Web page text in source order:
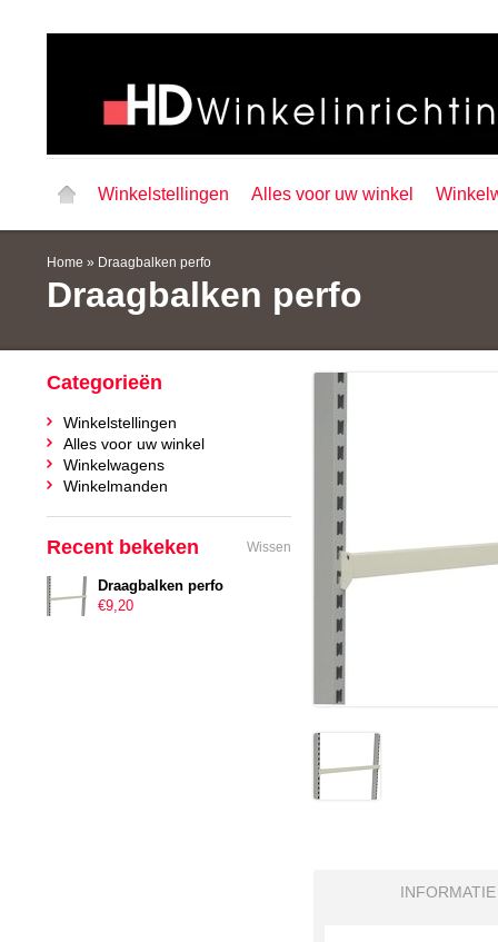
Winkelstellingen Alles voor uw winkel
Home » Draagbalken perfo
Draagbalken perfo
INFORMATIE
Categorieën
Winkelstellingen
Alles voor uw winkel
Winkelwagens
Winkelmanden
Recent bekeken Wissen
Draagbalken perfo
€9,20